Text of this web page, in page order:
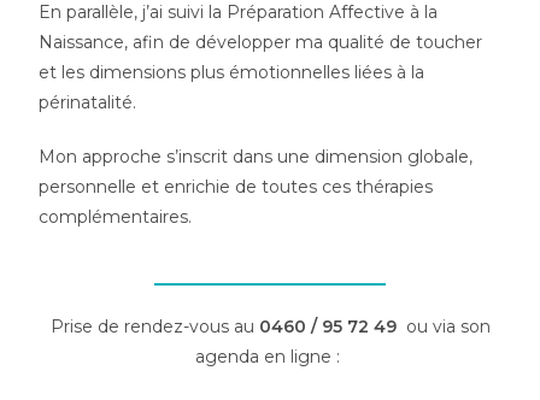
En parallèle, j’ai suivi la Préparation Affective à la
Naissance, afin de développer ma qualité de toucher
et les dimensions plus émotionnelles liées à la
périnatalité.
Mon approche s’inscrit dans une dimension globale,
personnelle et enrichie de toutes ces thérapies
complémentaires.
Prise de rendez-vous au 0460 / 95 72 49 ou via son
agenda en ligne :